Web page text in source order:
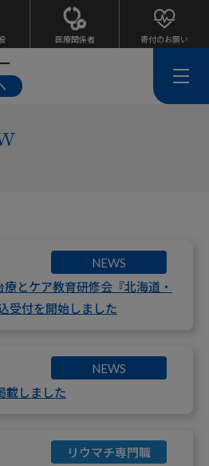
NEWS
とケア教育研修会『北海道・
受付を開始しました
NEWS
載しました
リウマチ専門職
医療関係者 寄付のお願い